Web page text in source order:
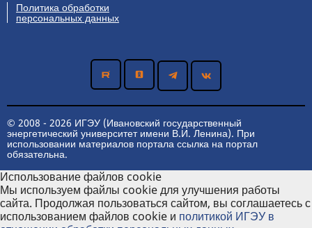
Политика обработки
персональных данных
© 2008 - 2026 ИГЭУ (Ивановский государственный
энергетический университет имени В.И. Ленина). При
использовании материалов портала ссылка на портал
обязательна.
Использование файлов cookie
Мы используем файлы cookie для улучшения работы
сайта. Продолжая пользоваться сайтом, вы соглашаетесь с
использованием файлов cookie и политикой ИГЭУ в